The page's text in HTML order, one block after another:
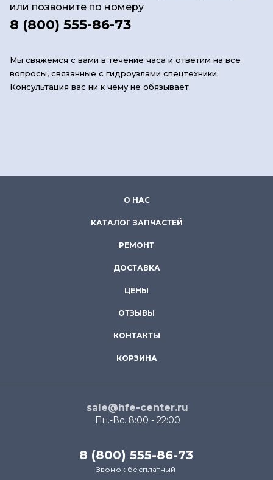
или позвоните по номеру
8 (800) 555-86-73
Мы свяжемся с вами в течение часа и ответим на все
вопросы, связанные с гидроузлами спецтехники.
Консультация вас ни к чему не обязывает.
О НАС
КАТАЛОГ ЗАПЧАСТЕЙ
РЕМОНТ
ДОСТАВКА
ЦЕНЫ
ОТЗЫВЫ
КОНТАКТЫ
КОРЗИНА
sale@hfe-center.ru
Пн.-Вс. 8:00 - 22:00
8 (800) 555-86-73
Звонок бесплатный